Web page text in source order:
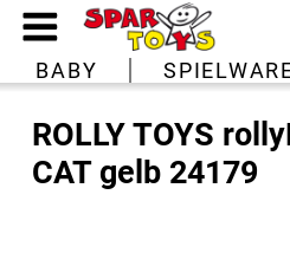
BABY
ROLLY TOYS
CAT gelb 24179